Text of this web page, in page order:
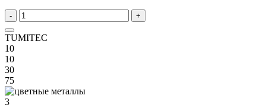
- +
TUMITEC
10
10
30
75
3